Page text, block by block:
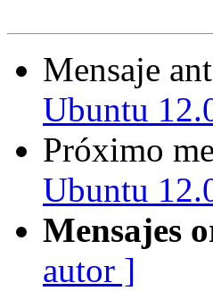
Mensaje
Ubuntu
Próximo
Ubuntu
Mensajes
autor ]